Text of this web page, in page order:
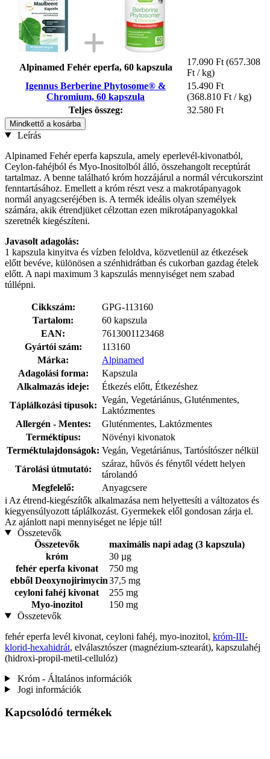
Alpinamed Fehér eperfa, 60 kapszula
17.090 Ft (657.308
Ft / kg)
Igennus Berberine Phytosome® &
Chromium, 60 kapszula
15.490 Ft
(368.810 Ft / kg)
Teljes összeg:
32.580 Ft
Mindkettő a kosárba
Leírás
Alpinamed Fehér eperfa kapszula, amely eperlevél-kivonatból,
Ceylon-fahéjból és Myo-Inositolból álló, összehangolt receptúrát
tartalmaz. A benne található króm hozzájárul a normál vércukorszint
fenntartásához. Emellett a króm részt vesz a makrotápanyagok
normál anyagcseréjében is. A termék ideális olyan személyek
számára, akik étrendjüket célzottan ezen mikrotápanyagokkal
szeretnék kiegészíteni.
Javasolt adagolás:
1 kapszula kinyitva és vízben feloldva, közvetlenül az étkezések
előtt bevéve, különösen a szénhidrátban és cukorban gazdag ételek
előtt. A napi maximum 3 kapszulás mennyiséget nem szabad
túllépni.
Cikkszám:
GPG-113160
Tartalom:
60 kapszula
EAN:
7613001123468
Gyártói szám:
113160
Márka:
Alpinamed
Adagolási forma:
Kapszula
Alkalmazás ideje:
Étkezés előtt, Étkezéshez
Táplálkozási típusok:
Vegán, Vegetáriánus, Gluténmentes,
Laktózmentes
Allergén - Mentes:
Gluténmentes, Laktózmentes
Terméktípus:
Növényi kivonatok
Terméktulajdonságok: Vegán, Vegetáriánus, Tartósítószer nélkül
Tárolási útmutató:
száraz, hűvös és fénytől védett helyen
tárolandó
Megfelelő:
Anyagcsere
i Az étrend-kiegészítők alkalmazása nem helyettesíti a változatos és
kiegyensúlyozott táplálkozást. Gyermekek elől gondosan zárja el.
Az ajánlott napi mennyiséget ne lépje túl!
Összetevők
Összetevők
maximális napi adag (3 kapszula)
króm
30 µg
fehér eperfa kivonat
750 mg
ebből Deoxynojirimycin37,5 mg
ceyloni fahéj kivonat
255 mg
Myo-inozitol
150 mg
Összetevők
fehér eperfa levél kivonat, ceyloni fahéj, myo-inozitol, króm-III-
klorid-hexahidrát, elválasztószer (magnézium-sztearát), kapszulahéj
(hidroxi-propil-metil-cellulóz)
Króm - Általános információk
Jogi információk
Kapcsolódó termékek